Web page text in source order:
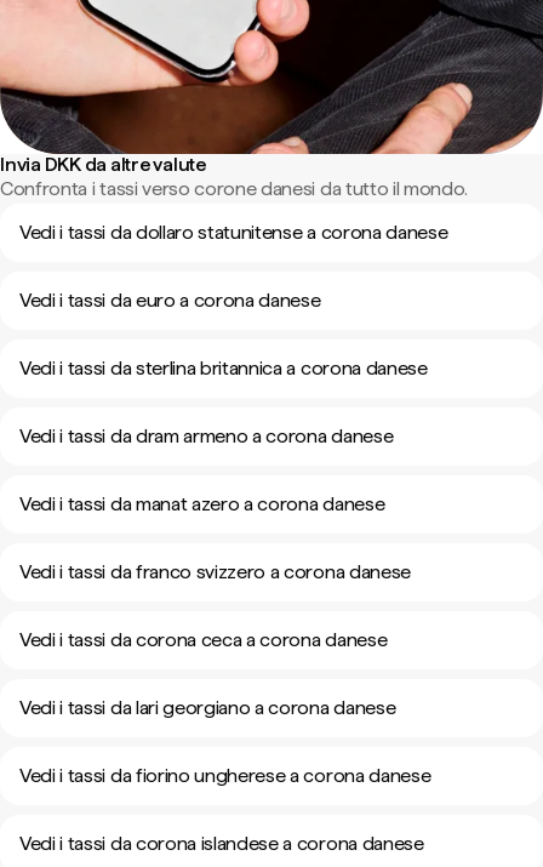
Invia DKK da altre valute
Confronta i tassi verso corone danesi da tutto il mondo.
Vedi i tassi da dollaro statunitense a corona danese
Vedi i tassi da euro a corona danese
Vedi i tassi da sterlina britannica a corona danese
Vedi i tassi da dram armeno a corona danese
Vedi i tassi da manat azero a corona danese
Vedi i tassi da franco svizzero a corona danese
Vedi i tassi da corona ceca a corona danese
Vedi i tassi da lari georgiano a corona danese
Vedi i tassi da fiorino ungherese a corona danese
Vedi i tassi da corona islandese a corona danese